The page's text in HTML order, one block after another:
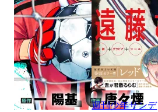
週刊少年サンデ